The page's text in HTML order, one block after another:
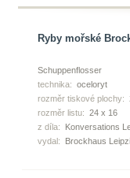
Ryby mořské
Schuppenflosser
technika: oceloryt
rozměr tiskové plochy:
rozměr listu: 24 x 16
z díla:
Konversations
vydal:
Brockhaus